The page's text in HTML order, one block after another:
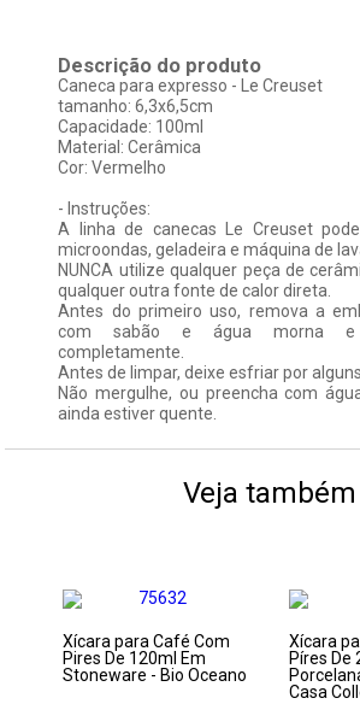
Descrição do produto
Caneca para expresso - Le Creuset
tamanho: 6,3x6,5cm
Capacidade: 100ml
Material: Cerâmica
Cor: Vermelho
- Instruções:
A linha de canecas Le Creuset
microondas, geladeira e máquina de
NUNCA utilize qualquer peça de
qualquer outra fonte de calor direta.
Antes do primeiro uso, remova a
com sabão e água morna e
completamente.
Antes de limpar, deixe esfriar por
Não mergulhe, ou preencha com
ainda estiver quente.
Veja também
Xícara para Café Com
Pires De 120ml Em
Stoneware - Bio Oceano
Xícara
Píres De
Casa